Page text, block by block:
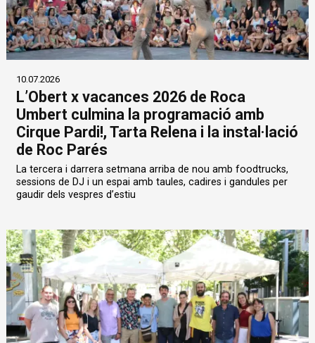
10.07.2026
L’Obert x vacances 2026 de Roca
Umbert culmina la programació amb
Cirque Pardi!, Tarta Relena i la instal·lació
de Roc Parés
La tercera i darrera setmana arriba de nou amb foodtrucks,
sessions de DJ i un espai amb taules, cadires i gandules per
gaudir dels vespres d’estiu